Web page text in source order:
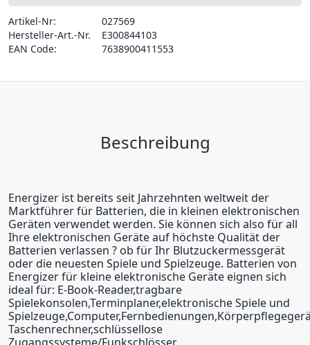
Artikel-Nr:
027569
Hersteller-Art.-Nr.
E300844103
EAN Code:
7638900411553
Beschreibung
Energizer ist bereits seit Jahrzehnten weltweit der
Marktführer für Batterien, die in kleinen elektronischen
Geräten verwendet werden. Sie können sich also für all
Ihre elektronischen Geräte auf höchste Qualität der
Batterien verlassen ? ob für Ihr Blutzuckermessgerät
oder die neuesten Spiele und Spielzeuge. Batterien von
Energizer für kleine elektronische Geräte eignen sich
ideal für: E-Book-Reader,tragbare
Spielekonsolen,Terminplaner,elektronische Spiele und
Taschenrechner,schlüssellose